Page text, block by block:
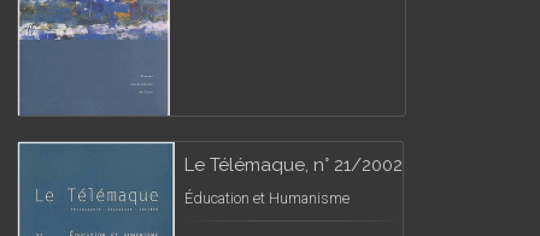
Le Télémaque, n° 21/2002
Éducation et Humanisme